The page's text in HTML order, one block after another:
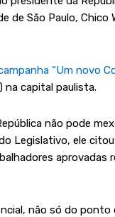
de São Paulo, Chico
“Um novo
na capital paulista.
não pode
Legislativo, ele
não só do